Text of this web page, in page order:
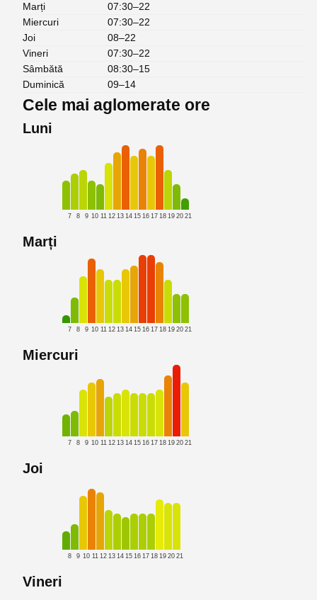
Marți
07:30–22
Miercuri
07:30–22
Joi
08–22
Vineri
07:30–22
Sâmbătă
08:30–15
Duminică
09–14
Cele mai aglomerate ore
Luni
7 8 9 10 11 12 13 14 15 16 17 18 19 20 21
Marți
7 8 9 10 11 12 13 14 15 16 17 18 19 20 21
Miercuri
7 8 9 10 11 12 13 14 15 16 17 18 19 20 21
Joi
8 9 10 11 12 13 14 15 16 17 18 19 20 21
Vineri